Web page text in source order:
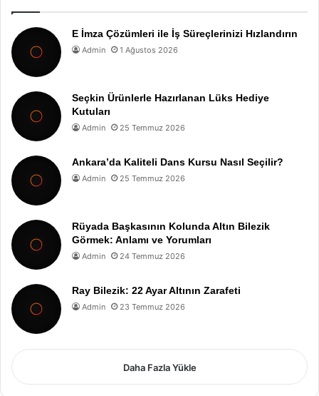
E İmza Çözümleri ile İş Süreçlerinizi Hızlandırın
Admin 1 Ağustos 2026
Seçkin Ürünlerle Hazırlanan Lüks Hediye
Kutuları
Admin 25 Temmuz 2026
Ankara’da Kaliteli Dans Kursu Nasıl Seçilir?
Admin 25 Temmuz 2026
Rüyada Başkasının Kolunda Altın Bilezik
Görmek: Anlamı ve Yorumları
Admin 24 Temmuz 2026
Ray Bilezik: 22 Ayar Altının Zarafeti
Admin 23 Temmuz 2026
Daha Fazla Yükle